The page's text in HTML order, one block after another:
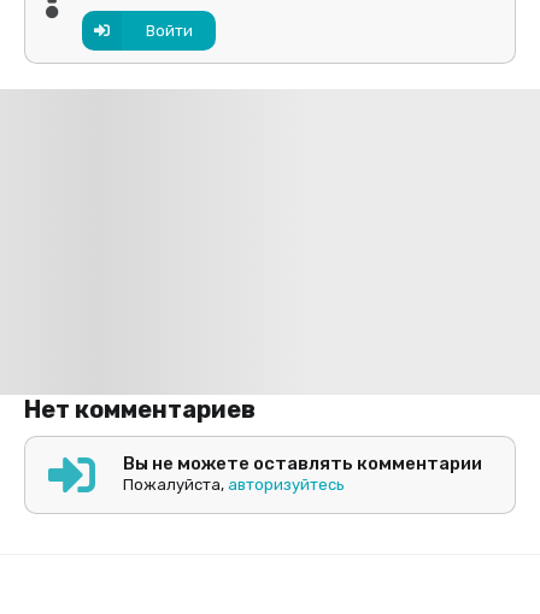
Войти
Нет комментариев
Вы не можете оставлять комментарии
Пожалуйста, авторизуйтесь